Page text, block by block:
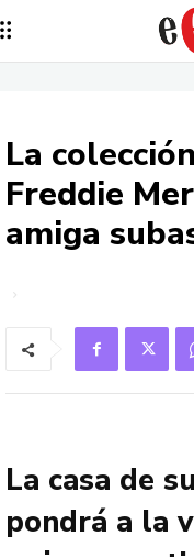
La
Freddie
amiga
La casa de
pondrá a la